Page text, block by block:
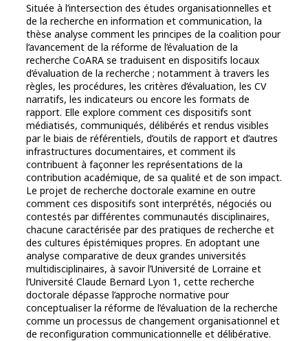
Située à l’intersection des études organisationnelles et
de la recherche en information et communication, la
thèse analyse comment les principes de la coalition pour
l’avancement de la réforme de l’évaluation de la
recherche CoARA se traduisent en dispositifs locaux
d’évaluation de la recherche ; notamment à travers les
règles, les procédures, les critères d’évaluation, les CV
narratifs, les indicateurs ou encore les formats de
rapport. Elle explore comment ces dispositifs sont
médiatisés, communiqués, délibérés et rendus visibles
par le biais de référentiels, d’outils de rapport et d’autres
infrastructures documentaires, et comment ils
contribuent à façonner les représentations de la
contribution académique, de sa qualité et de son impact.
Le projet de recherche doctorale examine en outre
comment ces dispositifs sont interprétés, négociés ou
contestés par différentes communautés disciplinaires,
chacune caractérisée par des pratiques de recherche et
des cultures épistémiques propres. En adoptant une
analyse comparative de deux grandes universités
multidisciplinaires, à savoir l’Université de Lorraine et
l’Université Claude Bernard Lyon 1, cette recherche
doctorale dépasse l’approche normative pour
conceptualiser la réforme de l’évaluation de la recherche
comme un processus de changement organisationnel et
de reconfiguration communicationnelle et délibérative.